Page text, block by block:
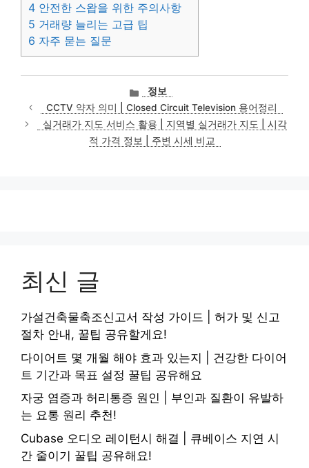
4 안전한 스왑을 위한 주의사항
5 거래량 늘리는 고급 팁
6 자주 묻는 질문
카
고
리
정보
CCTV 약자 의미 | Closed Circuit Television 용어정리
실거래가 지도 서비스 활용 | 지역별 실거래가 지도 | 시각
적 가격 정보 | 주변 시세 비교
최신 글
가설건축물축조신고서 작성 가이드 | 허가 및 신고
절차 안내, 꿀팁 공유할게요!
다이어트 몇 개월 해야 효과 있는지 | 건강한 다이어
트 기간과 목표 설정 꿀팁 공유해요
자궁 염증과 허리통증 원인 | 부인과 질환이 유발하
는 요통 원리 추천!
Cubase 오디오 레이턴시 해결 | 큐베이스 지연 시
간 줄이기 꿀팁 공유해요!